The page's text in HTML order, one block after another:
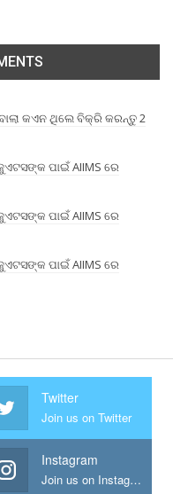
କଏନ ଥିଲେ ବିକ୍ରି କରନ୍ତୁ 2
ପାଇଁ AIIMS ରେ
ପାଇଁ AIIMS ରେ
ପାଇଁ AIIMS ରେ
Twitter
Join us on Twitter
Instagram
Join us on Instagram